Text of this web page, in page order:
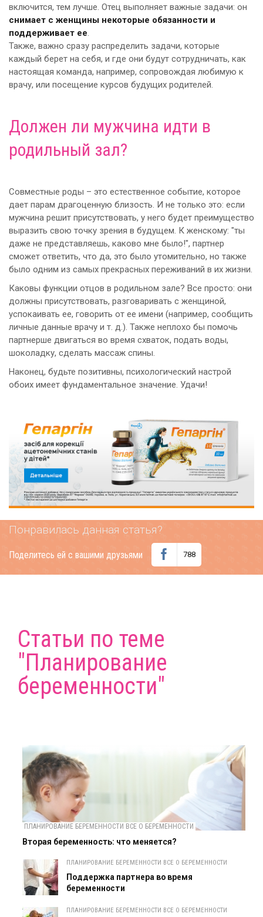
включится, тем лучше. Отец выполняет важные задачи: он
снимает с женщины некоторые обязанности и
поддерживает ее.
Также, важно сразу распределить задачи, которые
каждый берет на себя, и где они будут сотрудничать, как
настоящая команда, например, сопровождая любимую к
врачу, или посещение курсов будущих родителей.
Должен ли мужчина идти в
родильный зал?
Совместные роды – это естественное событие, которое
дает парам драгоценную близость. И не только это: если
мужчина решит присутствовать, у него будет преимущество
выразить свою точку зрения в будущем. К женскому: "ты
даже не представляешь, каково мне было!", партнер
сможет ответить, что да, это было утомительно, но также
было одним из самых прекрасных переживаний в их жизни.
Каковы функции отцов в родильном зале? Все просто: они
должны присутствовать, разговаривать с женщиной,
успокаивать ее, говорить от ее имени (например, сообщить
личные данные врачу и т. д.). Также неплохо бы помочь
партнерше двигаться во время схваток, подать воды,
шоколадку, сделать массаж спины.
Наконец, будьте позитивны, психологический настрой
обоих имеет фундаментальное значение. Удачи!
Понравилась данная статья?
Поделитесь ей с вашими друзьями 788
Статьи по теме
"Планирование
беременности"
ПЛАНИРОВАНИЕ БЕРЕМЕННОСТИ ВСЕ О БЕРЕМЕННОСТИ
Вторая беременность: что меняется?
ПЛАНИРОВАНИЕ БЕРЕМЕННОСТИ ВСЕ О БЕРЕМЕННОСТИ
Поддержка партнера во время
беременности
ПЛАНИРОВАНИЕ БЕРЕМЕННОСТИ ВСЕ О БЕРЕМЕННОСТИ